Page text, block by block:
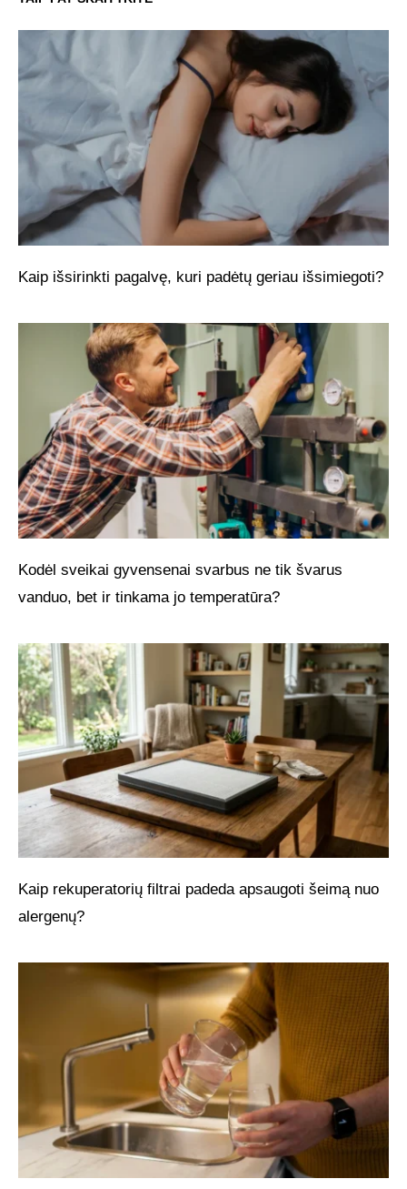
Kaip išsirinkti pagalvę, kuri padėtų geriau išsimiegoti?
Kodėl sveikai gyvensenai svarbus ne tik švarus
vanduo, bet ir tinkama jo temperatūra?
Kaip rekuperatorių filtrai padeda apsaugoti šeimą nuo
alergenų?